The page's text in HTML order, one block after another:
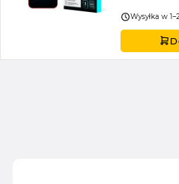
Wysyłka w